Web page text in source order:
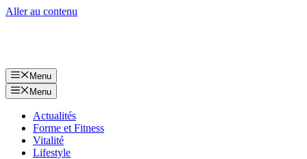
Aller au contenu
Menu
Menu
Actualités
Forme et Fitness
Vitalité
Lifestyle